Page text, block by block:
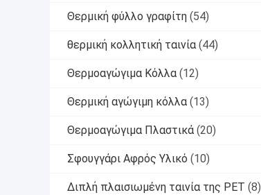
Θερμική φύλλο γραφίτη (54)
θερμική κολλητική ταινία (44)
Θερμοαγώγιμα Κόλλα (12)
Θερμική αγώγιμη κόλλα (13)
Θερμοαγώγιμα Πλαστικά (20)
Σφουγγάρι Αφρός Υλικό (10)
Διπλή πλαισιωμένη ταινία της PET (8)